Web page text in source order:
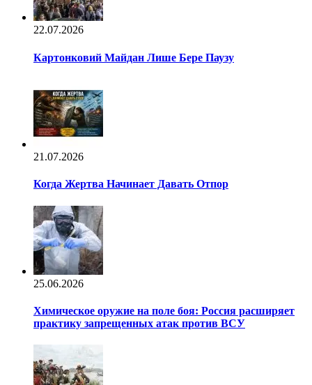
22.07.2026
Картонковий Майдан Лише Бере Паузу
21.07.2026
Когда Жертва Начинает Давать Отпор
25.06.2026
Химическое оружие на поле боя: Россия расширяет
практику запрещенных атак против ВСУ